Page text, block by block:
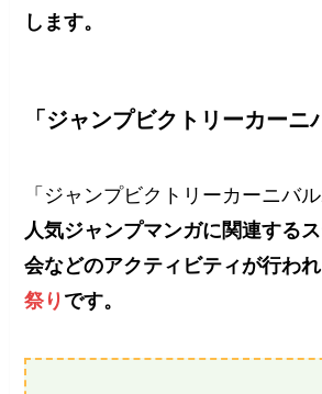
します。
「ジャンプビクトリーカーニ
「ジャンプビクトリーカーニバ
人気ジャンプマンガに関連する
会などのアクティビティが行わ
祭り です​。